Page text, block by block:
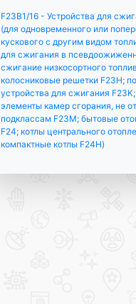
F23B1/16 - Устройства для
(для одновременного или
кускового с другим видом
для сжигания в
сжигание низкосортного
колосниковые решетки F23H;
устройства для сжигания
элементы камер сгорания, не
подклассам F23M; бытовые
F24; котлы центрального
компактные котлы F24H)